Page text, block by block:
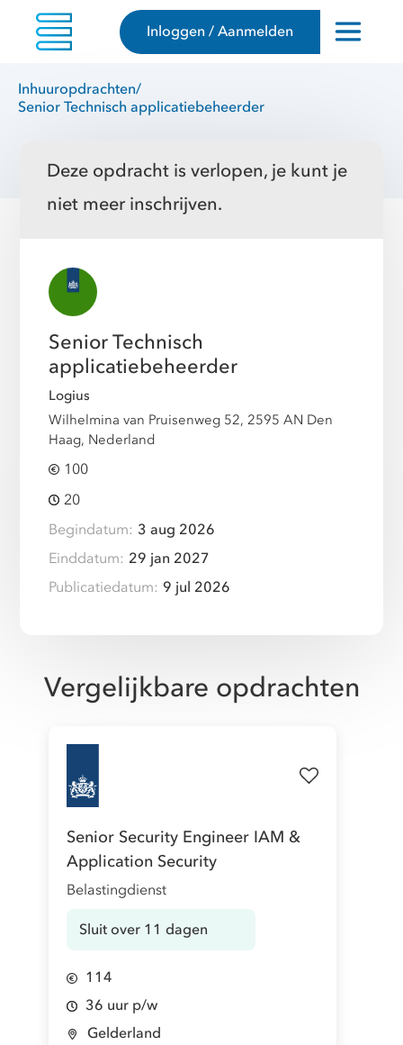
Inloggen / Aanmelden
Inhuuropdrachten/
Senior Technisch applicatiebeheerder
Deze opdracht is verlopen, je kunt je
niet meer inschrijven.
Senior Technisch
applicatiebeheerder
Logius
Wilhelmina van Pruisenweg 52, 2595 AN Den
Haag, Nederland
100
20
Begindatum: 3 aug 2026
Einddatum: 29 jan 2027
Publicatiedatum: 9 jul 2026
Vergelijkbare opdrachten
Senior Security Engineer IAM &
Application Security
Belastingdienst
Sluit over 11 dagen
114
36 uur p/w
Gelderland